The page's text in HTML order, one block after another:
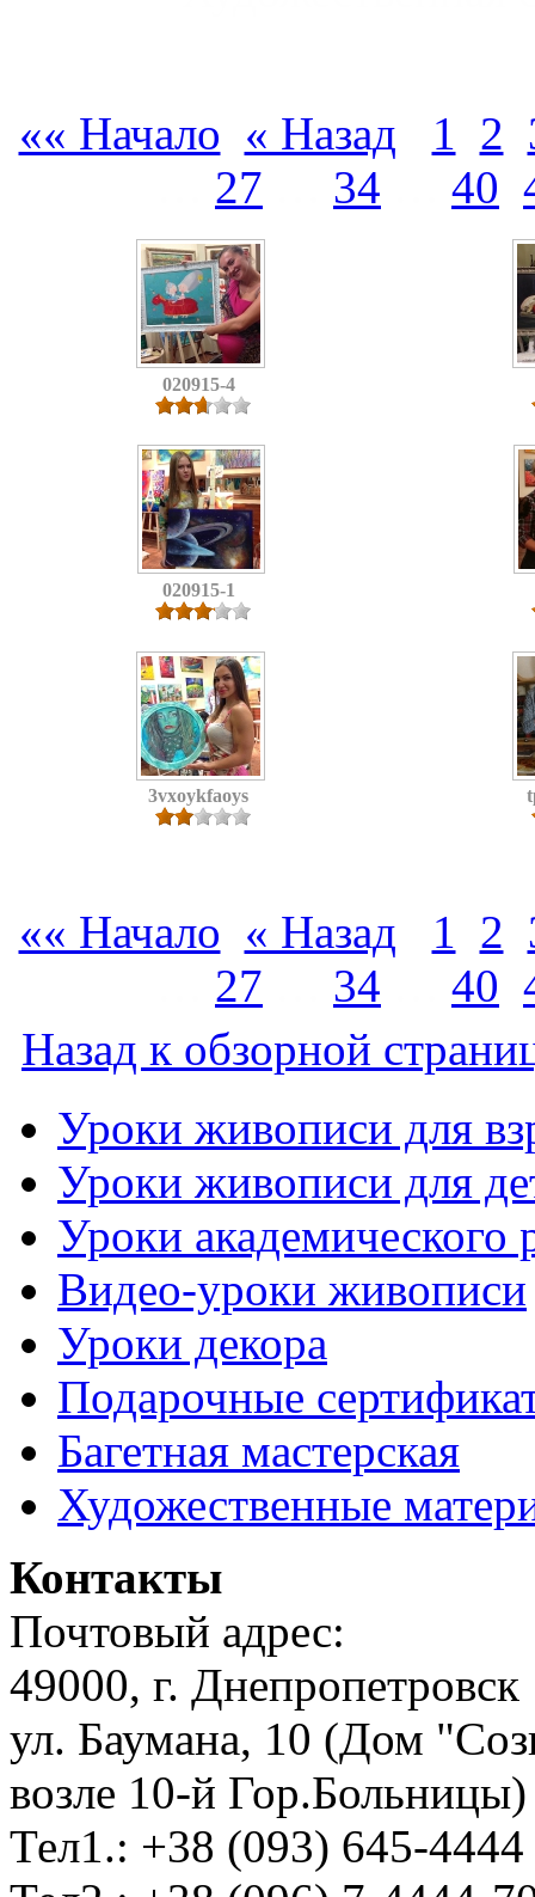
«« Начало « Назад 1 2
27 34 40
020915-4
020915-1
3vxoykfaoys
«« Начало « Назад 1 2
27 34 40
Назад к обзорной
Уроки живописи для
Уроки живописи для
Уроки академического
Видео-уроки живописи
Уроки декора
Подарочные
Багетная мастерская
Художественные
Контакты
Почтовый адрес:
49000, г. Днепропетровск
ул. Баумана, 10 (Дом
возле 10-й Гор.Больницы)
Тел1.: +38 (093) 645-4444